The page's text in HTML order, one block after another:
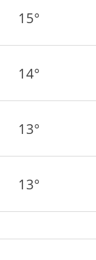
15°
14°
13°
13°